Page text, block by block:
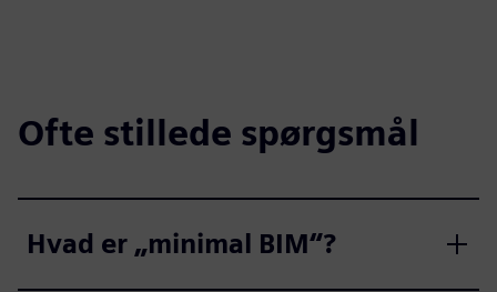
Ofte stillede spørgsmål
Hvad er „minimal BIM“?